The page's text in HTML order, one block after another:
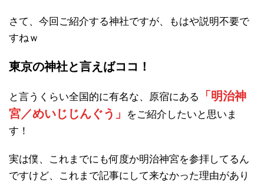
さて、今回ご紹介する神社ですが、もはや説明不要で
すねｗ
東京の神社と言えばココ！
と言うくらい全国的に有名な、原宿にある
「明治神
宮／めいじじんぐう」
をご紹介したいと思いま
す！
実は僕、これまでにも何度か明治神宮を参拝してるん
ですけど、これまで記事にして来なかった理由があり